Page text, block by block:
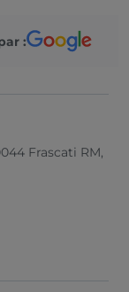
:
Frascati RM,